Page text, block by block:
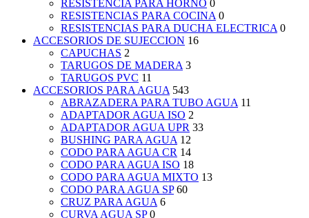
RESISTENCIA PARA HORNO 0
RESISTENCIAS PARA COCINA 0
RESISTENCIAS PARA DUCHA ELECTRICA 0
ACCESORIOS DE SUJECCION 16
CAPUCHAS 2
TARUGOS DE MADERA 3
TARUGOS PVC 11
ACCESORIOS PARA AGUA 543
ABRAZADERA PARA TUBO AGUA 11
ADAPTADOR AGUA ISO 2
ADAPTADOR AGUA UPR 33
BUSHING PARA AGUA 12
CODO PARA AGUA CR 14
CODO PARA AGUA ISO 18
CODO PARA AGUA MIXTO 13
CODO PARA AGUA SP 60
CRUZ PARA AGUA 6
CURVA AGUA SP 0